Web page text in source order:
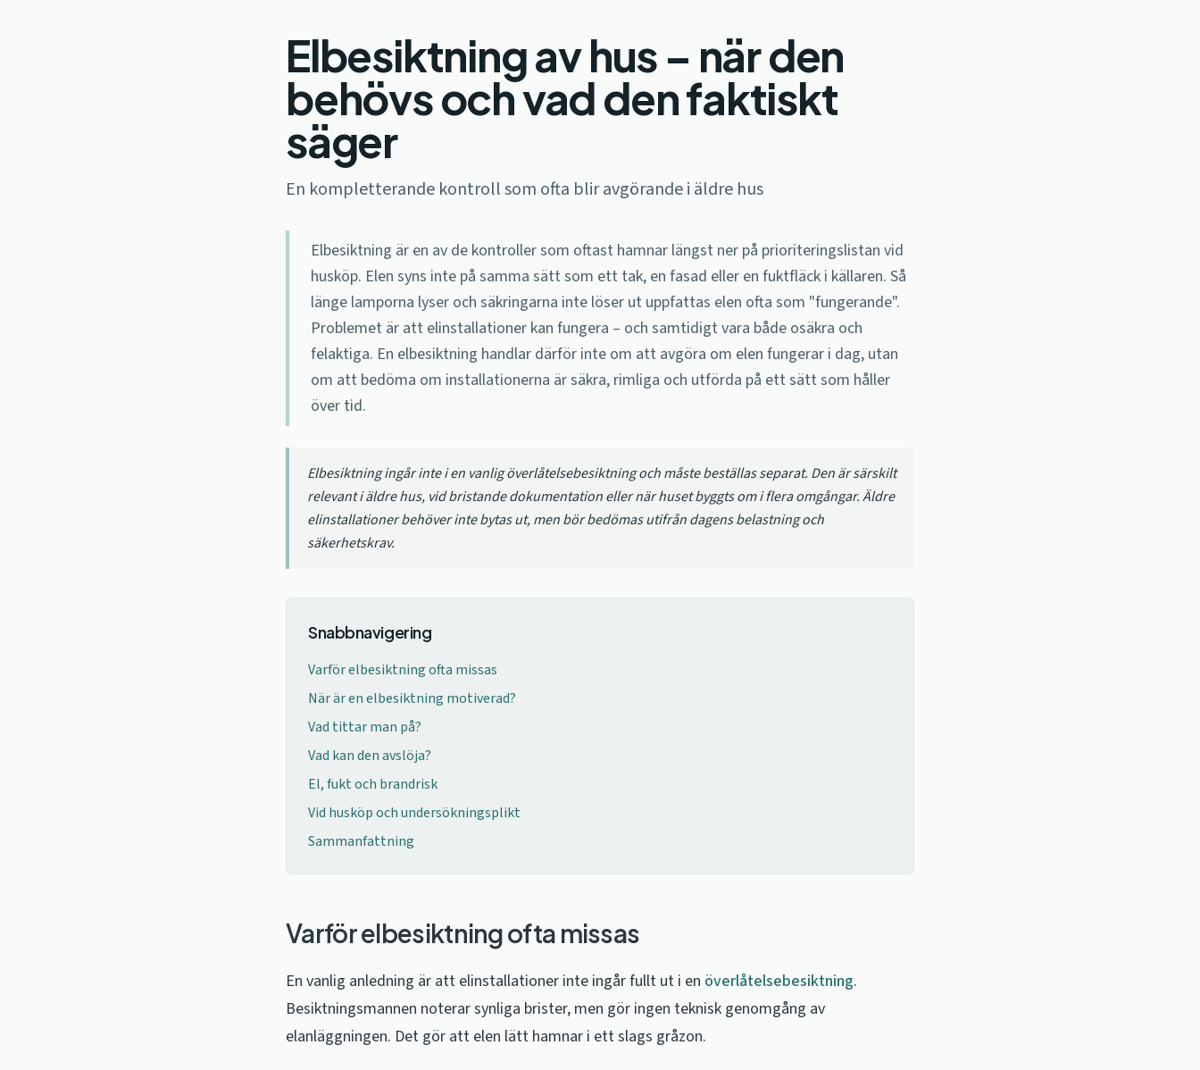
Elbesiktning av hus – när den
behövs och vad den faktiskt
säger
En kompletterande kontroll som ofta blir avgörande i äldre hus
Elbesiktning är en av de kontroller som oftast hamnar längst ner på prioriteringslistan vid
husköp. Elen syns inte på samma sätt som ett tak, en fasad eller en fuktfläck i källaren. Så
länge lamporna lyser och säkringarna inte löser ut uppfattas elen ofta som "fungerande".
Problemet är att elinstallationer kan fungera – och samtidigt vara både osäkra och
felaktiga. En elbesiktning handlar därför inte om att avgöra om elen fungerar i dag, utan
om att bedöma om installationerna är säkra, rimliga och utförda på ett sätt som håller
över tid.
Elbesiktning ingår inte i en vanlig överlåtelsebesiktning och måste beställas separat. Den är särskilt
relevant i äldre hus, vid bristande dokumentation eller när huset byggts om i flera omgångar. Äldre
elinstallationer behöver inte bytas ut, men bör bedömas utifrån dagens belastning och
säkerhetskrav.
Snabbnavigering
Varför elbesiktning ofta missas
När är en elbesiktning motiverad?
Vad tittar man på?
Vad kan den avslöja?
El, fukt och brandrisk
Vid husköp och undersökningsplikt
Sammanfattning
Varför elbesiktning ofta missas
En vanlig anledning är att elinstallationer inte ingår fullt ut i en överlåtelsebesiktning.
Besiktningsmannen noterar synliga brister, men gör ingen teknisk genomgång av
elanläggningen. Det gör att elen lätt hamnar i ett slags gråzon.